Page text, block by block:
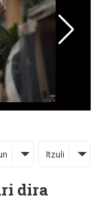
Itzuli
dira